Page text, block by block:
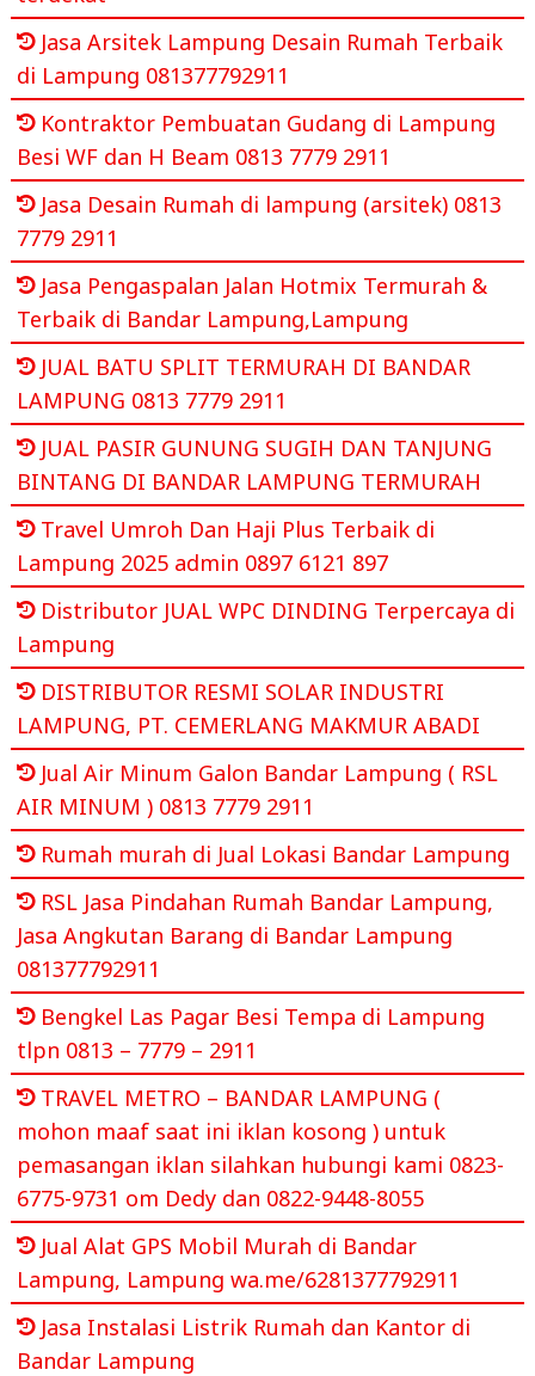
Jasa Arsitek Lampung Desain Rumah Terbaik
di Lampung 081377792911
Kontraktor Pembuatan Gudang di Lampung
Besi WF dan H Beam 0813 7779 2911
Jasa Desain Rumah di lampung (arsitek) 0813
7779 2911
Jasa Pengaspalan Jalan Hotmix Termurah &
Terbaik di Bandar Lampung,Lampung
JUAL BATU SPLIT TERMURAH DI BANDAR
LAMPUNG 0813 7779 2911
JUAL PASIR GUNUNG SUGIH DAN TANJUNG
BINTANG DI BANDAR LAMPUNG TERMURAH
Travel Umroh Dan Haji Plus Terbaik di
Lampung 2025 admin 0897 6121 897
Distributor JUAL WPC DINDING Terpercaya di
Lampung
DISTRIBUTOR RESMI SOLAR INDUSTRI
LAMPUNG, PT. CEMERLANG MAKMUR ABADI
Jual Air Minum Galon Bandar Lampung ( RSL
AIR MINUM ) 0813 7779 2911
Rumah murah di Jual Lokasi Bandar Lampung
RSL Jasa Pindahan Rumah Bandar Lampung,
Jasa Angkutan Barang di Bandar Lampung
081377792911
Bengkel Las Pagar Besi Tempa di Lampung
tlpn 0813 – 7779 – 2911
TRAVEL METRO – BANDAR LAMPUNG (
mohon maaf saat ini iklan kosong ) untuk
pemasangan iklan silahkan hubungi kami 0823-
6775-9731 om Dedy dan 0822-9448-8055
Jual Alat GPS Mobil Murah di Bandar
Lampung, Lampung wa.me/6281377792911
Jasa Instalasi Listrik Rumah dan Kantor di
Bandar Lampung